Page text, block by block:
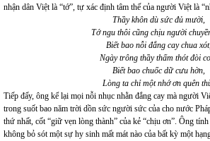
nhận dân Việt là “tớ”, tự xác định tâm thế của người Việt là
Thầy khôn dù sức đủ mười,
Tớ ngu thôi cũng chịu người
Biết bao nỗi đắng cay chua
Ngày trông thầy thấm thót đòi
Biết bao chuốc dữ cưu hờn,
Lòng ta chỉ một nhớ ơn quên
Tiếp đấy, ông kể lại mọi nỗi nhục nhằn đắng cay mà người
trong suốt bao năm trời dồn sức người sức của cho nước
thứ nhất, cốt “giữ vẹn lòng thành” của kẻ “chịu ơn”. Ông
không bỏ sót một sự hy sinh mất mát nào của bất kỳ một